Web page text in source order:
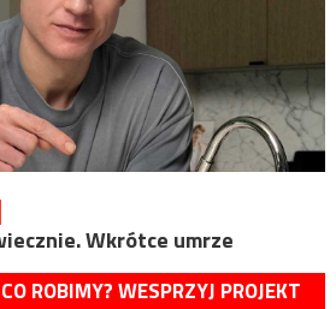
Wkrótce umrze
ROBIMY? WESPRZYJ PROJEKT